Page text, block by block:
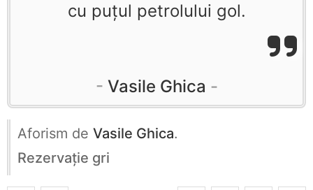
cu puţul petrolului gol.
Vasile Ghica
Aforism de Vasile Ghica.
Rezervaţie gri